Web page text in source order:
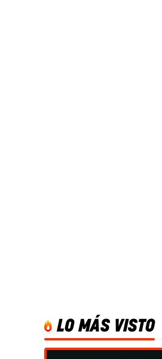
LO MÁS VISTO